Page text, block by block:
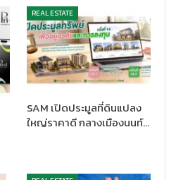
แล้ว ยังมีการยกเว้นค่าใช้จ่าย
รรมสิทธิ์ สำหรับ โครงการ วิสซ์ดอม
ละ โครงการ วิสซ์ดอม เดอะฟอเรส
วนกลางเป็นเวลาถึง 1 ปี สำหรับ มัล
คอนโดมิเนียม อีกด้วย
และ Mulberry Grove มุ่ง
อการใช้ชีวิตที่ดี (For All Well-
การอยู่อาศัยที่หลากหลาย ตอบโจทย์
REAL ESTATE
SAM เปิดประมูลที่ดินแปลง
ใหญ่ราคาดี กลางเมืองนนท์…